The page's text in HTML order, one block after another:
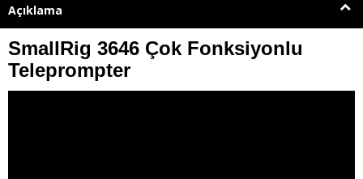
Açıklama
SmallRig 3646 Çok Fonksiyonlu
Teleprompter